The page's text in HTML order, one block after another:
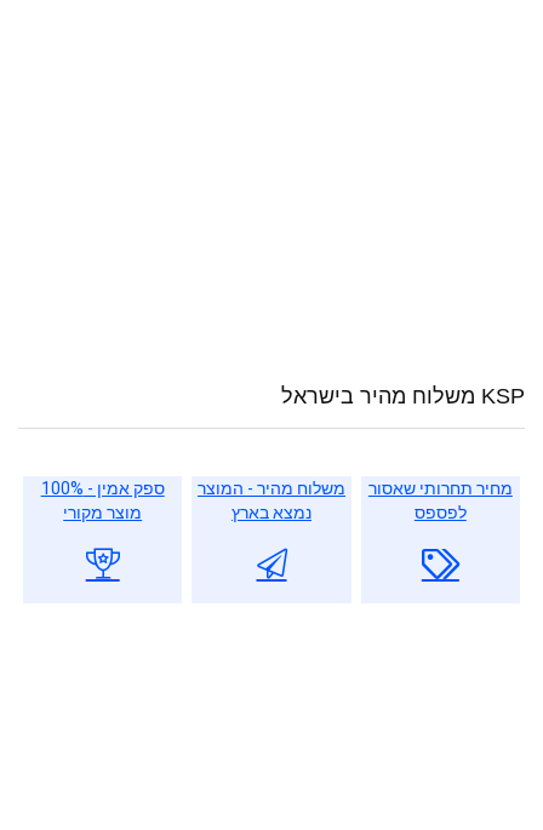
KSP משלוח מהיר בישראל
מחיר תחרותי שאסור
לפספס
משלוח מהיר - המוצר
נמצא בארץ
ספק אמין - 100%
מוצר מקורי